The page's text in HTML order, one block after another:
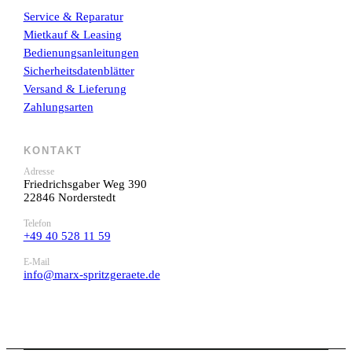
Service & Reparatur
Mietkauf & Leasing
Bedienungsanleitungen
Sicherheitsdatenblätter
Versand & Lieferung
Zahlungsarten
KONTAKT
Adresse
Friedrichsgaber Weg 390
22846 Norderstedt
Telefon
+49 40 528 11 59
E-Mail
info@marx-spritzgeraete.de